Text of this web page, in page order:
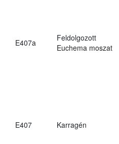
E407a
Feldolgozott
Euchema moszat
E407 Karragén